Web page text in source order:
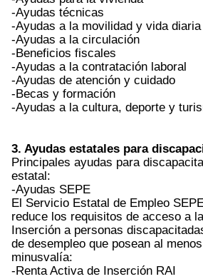
-Ayudas técnicas
-Ayudas a la movilidad y vida diaria
-Ayudas a la circulación
-Beneficios fiscales
-Ayudas a la contratación laboral
-Ayudas de atención y cuidado
-Becas y formación
-Ayudas a la cultura, deporte y
3. Ayudas estatales para
Principales ayudas para
estatal:
-Ayudas SEPE
El Servicio Estatal de Empleo
reduce los requisitos de acceso a
Inserción a personas
de desempleo que posean al
minusvalía:
-Renta Activa de Inserción RAI